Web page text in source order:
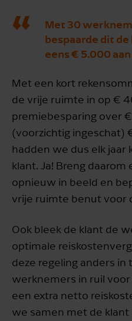
Met 30
bespaarde dit
eens € 5.000
Met een kort
de vrije ruimte in op €
premiebesparing over
(voorzichtig ingeschat)
hadden we dus elk jaar
klant. Ja! Breng
opnieuw in beeld en
vrije ruimte benut voor
Ook bleek de klant de
optimale
deze regeling anders in
werknemers in ruil
een extra netto
we samen met de